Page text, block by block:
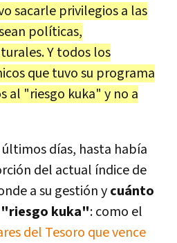
sacarle privilegios a las
políticas,
Y todos los
que tuvo su programa
al "riesgo kuka" y no a
últimos días, hasta había
del actual índice de
a su gestión ycuánto
"riesgo kuka": como el
del Tesoro que vence